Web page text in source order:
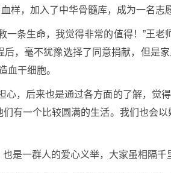
样，加入了中华骨髓库，成为一名志
一条生命，我觉得非常的值得！”王
，毫不犹豫选择了同意捐献，但是
血干细胞。
心，后来也是通过各方面的了解，觉
有一个比较圆满的生活。我们也会
是一群人的爱心义举，大家虽相隔千